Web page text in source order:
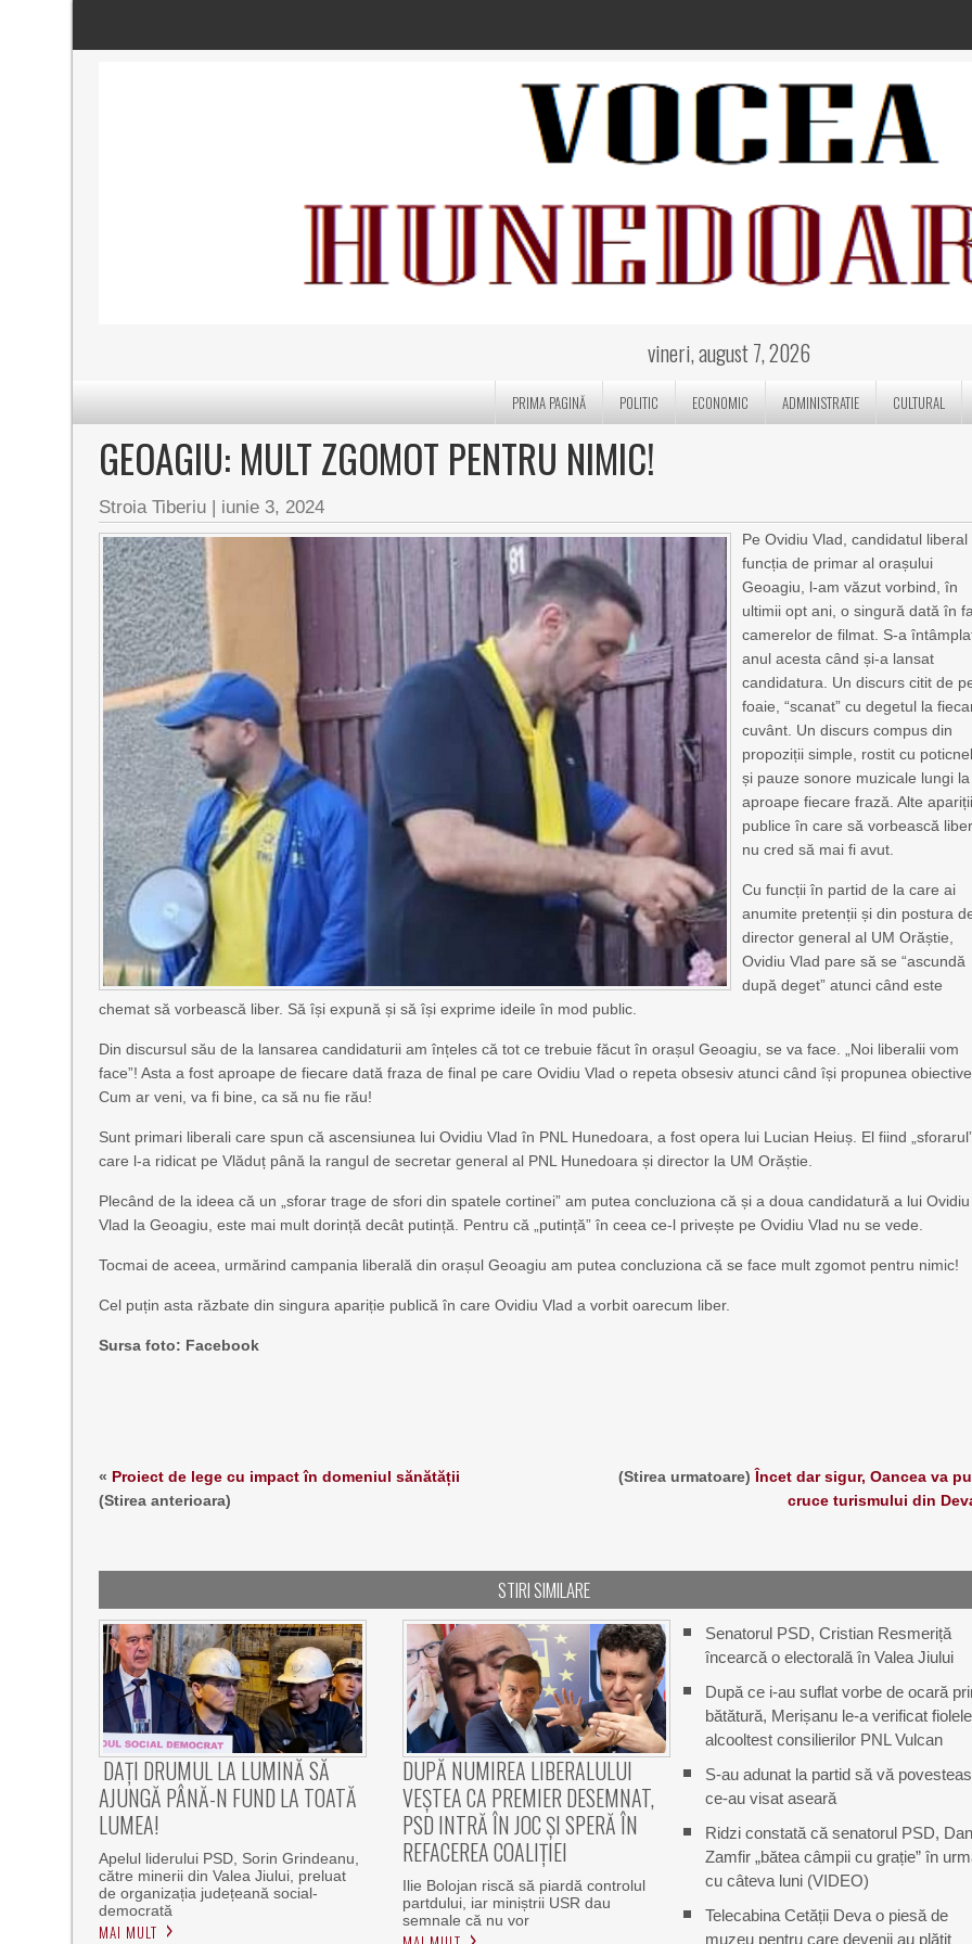
vineri, august 7, 2026
PRIMA PAGINĂ POLITIC ECONOMIC ADMINISTRATIE CULTURAL
GEOAGIU: MULT ZGOMOT PENTRU NIMIC!
Stroia Tiberiu | iunie 3, 2024
Pe Ovidiu Vlad, candidatul liberal
funcția de primar al orașului
Geoagiu, l-am văzut vorbind, în
ultimii opt ani, o singură dată în
camerelor de filmat. S-a
anul acesta când și-a lansat
candidatura. Un discurs citit de
foaie, “scanat” cu degetul la
cuvânt. Un discurs compus din
propoziții simple, rostit cu
și pauze sonore muzicale lungi la
aproape fiecare frază. Alte apariții
publice în care să vorbească liber
nu cred să mai fi avut.
Cu funcții în partid de la care ai
anumite pretenții și din postura
director general al UM Orăștie,
Ovidiu Vlad pare să se “ascundă
după deget” atunci când este
chemat să vorbească liber. Să își expună și să își exprime ideile în mod public.
Din discursul său de la lansarea candidaturii am înțeles că tot ce trebuie făcut în orașul Geoagiu, se va face. „Noi liberalii vom
face”! Asta a fost aproape de fiecare dată fraza de final pe care Ovidiu Vlad o repeta obsesiv atunci când își propunea
Cum ar veni, va fi bine, ca să nu fie rău!
Sunt primari liberali care spun că ascensiunea lui Ovidiu Vlad în PNL Hunedoara, a fost opera lui Lucian Heiuș. El fiind
care l-a ridicat pe Vlăduț până la rangul de secretar general al PNL Hunedoara și director la UM Orăștie.
Plecând de la ideea că un „sforar trage de sfori din spatele cortinei” am putea concluziona că și a doua candidatură a lui Ovidiu
Vlad la Geoagiu, este mai mult dorință decât putință. Pentru că „putință” în ceea ce-l privește pe Ovidiu Vlad nu se vede.
Tocmai de aceea, urmărind campania liberală din orașul Geoagiu am putea concluziona că se face mult zgomot pentru nimic!
Cel puțin asta răzbate din singura apariție publică în care Ovidiu Vlad a vorbit oarecum liber.
Sursa foto: Facebook
« Proiect de lege cu impact în domeniul sănătății
(Stirea anterioara)
(Stirea urmatoare) Încet dar sigur, Oancea va
cruce turismului din
STIRI SIMILARE
DAȚI DRUMUL LA LUMINĂ SĂ
AJUNGĂ PÂNĂ-N FUND LA TOATĂ
LUMEA!
Apelul liderului PSD, Sorin Grindeanu,
către minerii din Valea Jiului, preluat
de organizația județeană social-
democrată
MAI MULT
DUPĂ NUMIREA LIBERALULUI
VEȘTEA CA PREMIER DESEMNAT,
PSD INTRĂ ÎN JOC ȘI SPERĂ ÎN
REFACEREA COALIȚIEI
Ilie Bolojan riscă să piardă controlul
partdului, iar miniștrii USR dau
semnale că nu vor
Senatorul PSD, Cristian Resmeriță
încearcă o electorală în Valea Jiului
După ce i-au suflat vorbe de ocară
bătătură, Merișanu le-a verificat fiolele
alcooltest consilierilor PNL Vulcan
S-au adunat la partid să vă
ce-au visat aseară
Ridzi constată că senatorul PSD,
Zamfir „bătea câmpii cu grație” în
cu câteva luni (VIDEO)
Telecabina Cetății Deva o piesă de
muzeu pentru care devenii au plătit